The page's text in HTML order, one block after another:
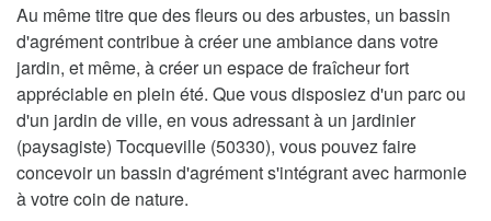
Au même titre que des fleurs ou des arbustes, un bassin
d'agrément contribue à créer une ambiance dans votre
jardin, et même, à créer un espace de fraîcheur fort
appréciable en plein été. Que vous disposiez d'un parc ou
d'un jardin de ville, en vous adressant à un jardinier
(paysagiste) Tocqueville (50330), vous pouvez faire
concevoir un bassin d'agrément s'intégrant avec harmonie
à votre coin de nature.